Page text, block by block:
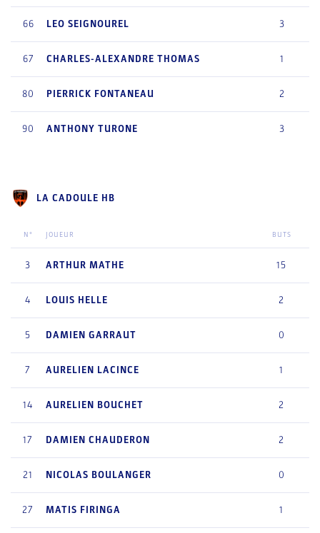
66 LEO SEIGNOUREL 3
67 CHARLES-ALEXANDRE THOMAS 1
80 PIERRICK FONTANEAU 2
90 ANTHONY TURONE 3
LA CADOULE HB
N° JOUEUR BUTS
3 ARTHUR MATHE 15
4 LOUIS HELLE 2
5 DAMIEN GARRAUT 0
7 AURELIEN LACINCE 1
14 AURELIEN BOUCHET 2
17 DAMIEN CHAUDERON 2
21 NICOLAS BOULANGER 0
27 MATIS FIRINGA 1